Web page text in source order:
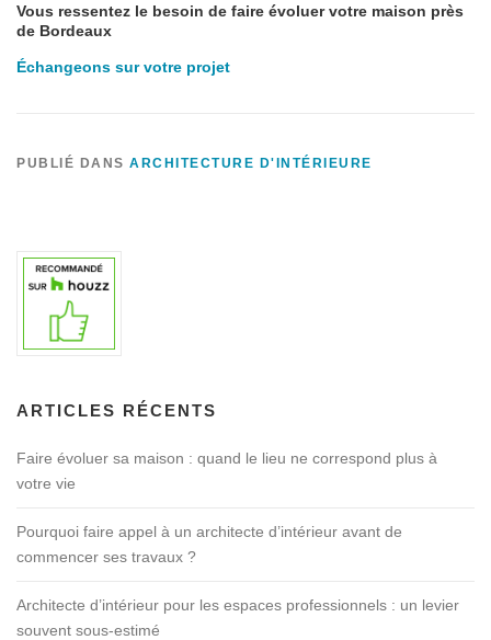
Vous ressentez le besoin de faire évoluer votre maison près
de Bordeaux
Échangeons sur votre projet
PUBLIÉ DANS ARCHITECTURE D'INTÉRIEURE
ARTICLES RÉCENTS
Faire évoluer sa maison : quand le lieu ne correspond plus à
votre vie
Pourquoi faire appel à un architecte d’intérieur avant de
commencer ses travaux ?
Architecte d’intérieur pour les espaces professionnels : un levier
souvent sous-estimé